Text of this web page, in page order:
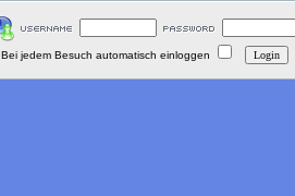
Bei jedem Besuch automatisch einloggen